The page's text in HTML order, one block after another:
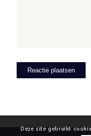
Deze site gebruikt